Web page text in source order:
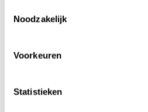
· Klik je op ‘Accepteren’, dan ga
Je kunt jouw toestemming op
Noodzakelijk
Voorkeuren
Statistieken